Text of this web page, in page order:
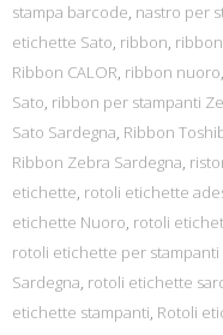
stampa barcode, nastro per
etichette Sato, ribbon,
Ribbon CALOR, ribbon nuoro,
Sato, ribbon per stampanti
Sato Sardegna, Ribbon
Ribbon Zebra Sardegna,
etichette, rotoli etichette
etichette Nuoro, rotoli
rotoli etichette per stampanti
Sardegna, rotoli etichette
etichette stampanti, Rotoli